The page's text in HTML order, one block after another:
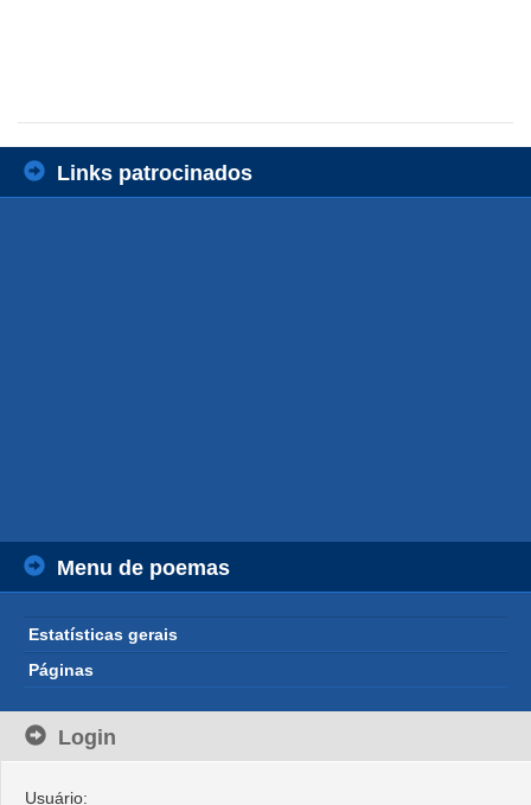
Links patrocinados
Menu de poemas
Estatísticas gerais
Páginas
Login
Usuário: